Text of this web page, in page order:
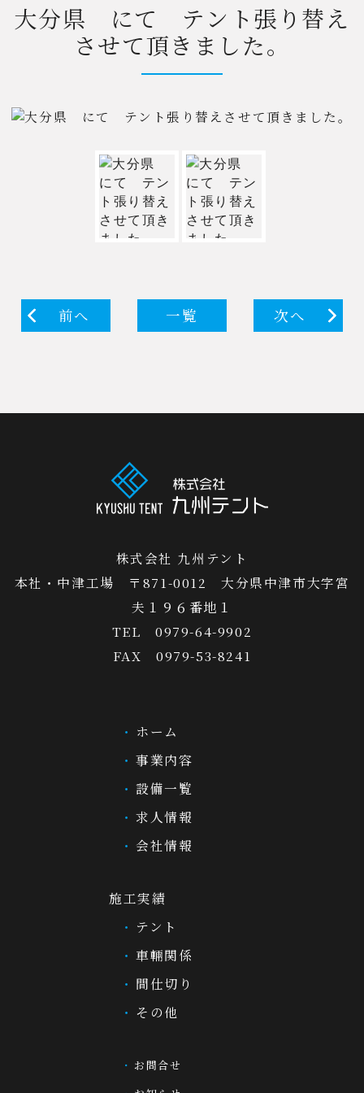
大分県 にて テント張り替え
させて頂きました。
前へ 一覧 次へ
株式会社 九州テント
本社・中津工場 〒871-0012 大分県中津市大字宮
夫１９６番地１
TEL 0979-64-9902
FAX 0979-53-8241
ホーム
事業内容
設備一覧
求人情報
会社情報
施工実績
テント
車輛関係
間仕切り
その他
お問合せ